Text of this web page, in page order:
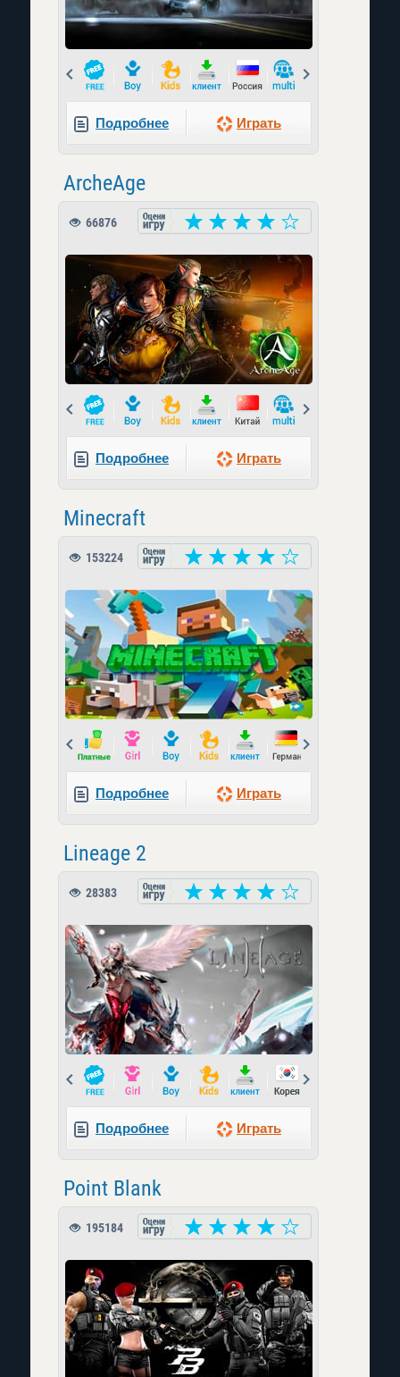
Prev
Подробнее Играть
ArcheAge
66876
Prev
Подробнее Играть
Minecraft
153224
Prev
Подробнее Играть
Lineage 2
28383
Prev
Подробнее Играть
Point Blank
195184